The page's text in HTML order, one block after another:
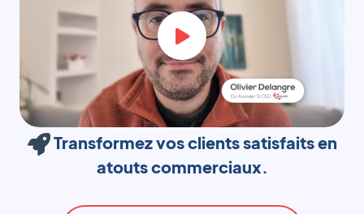
Transformez vos clients satisfaits en
atouts commerciaux.